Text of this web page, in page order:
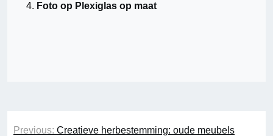
Foto op Plexiglas op maat
Berichtnavigatie
Previous: Creatieve herbestemming: oude meubels